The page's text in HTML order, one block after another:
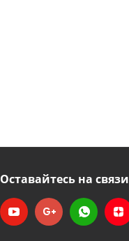
Оставайтесь на связи